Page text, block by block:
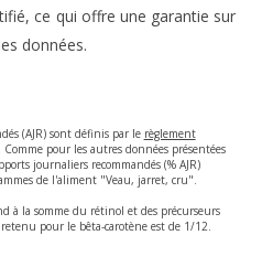
ce qui offre une garantie sur
données.
(AJR) sont définis par le règlement
Comme pour les autres données présentées
journaliers recommandés (% AJR)
de l'aliment "Veau, jarret, cru".
à la somme du rétinol et des précurseurs
pour le bêta-carotène est de 1/12.